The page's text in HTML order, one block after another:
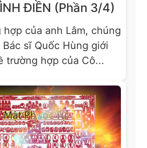
ĐIỀN (Phần 3/4)
hợp của anh Lâm, chúng
sĩ Quốc Hùng giới
trường hợp của Cô...